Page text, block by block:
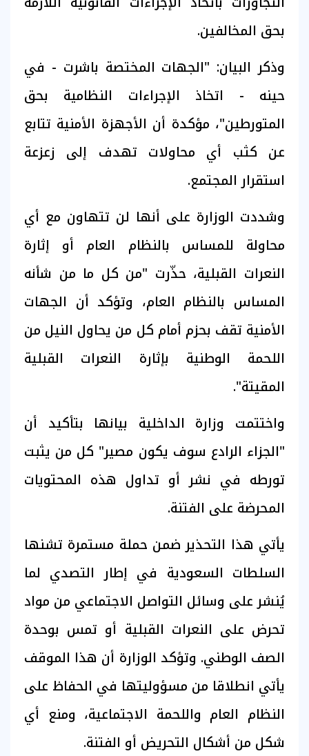
بحق المخالفين.
وذكر البيان: "الجهات المختصة باشرت - في
حينه - اتخاذ الإجراءات النظامية بحق
المتورطين"، مؤكدة أن الأجهزة الأمنية تتابع
عن كثب أي محاولات تهدف إلى زعزعة
استقرار المجتمع.
وشددت الوزارة على أنها لن تتهاون مع أي
محاولة للمساس بالنظام العام أو إثارة
النعرات القبلية، حذّرت "من كل ما من شأنه
المساس بالنظام العام، وتؤكد أن الجهات
الأمنية تقف بحزم أمام كل من يحاول النيل من
اللحمة الوطنية بإثارة النعرات القبلية
المقيتة".
واختتمت وزارة الداخلية بيانها بتأكيد أن
"الجزاء الرادع سوف يكون مصير" كل من يثبت
تورطه في نشر أو تداول هذه المحتويات
المحرضة على الفتنة.
يأتي هذا التحذير ضمن حملة مستمرة تشنها
السلطات السعودية في إطار التصدي لما
يُنشر على وسائل التواصل الاجتماعي من مواد
تحرض على النعرات القبلية أو تمس بوحدة
الصف الوطني. وتؤكد الوزارة أن هذا الموقف
يأتي انطلاقا من مسؤوليتها في الحفاظ على
النظام العام واللحمة الاجتماعية، ومنع أي
شكل من أشكال التحريض أو الفتنة.